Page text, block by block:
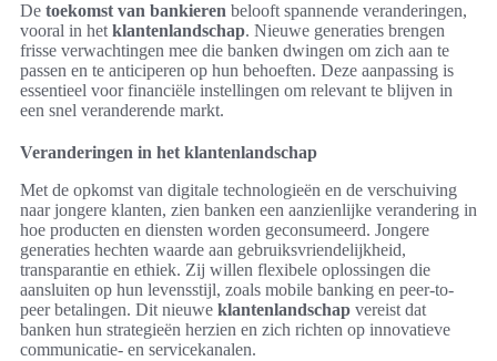
De toekomst van bankieren belooft spannende veranderingen,
vooral in het klantenlandschap. Nieuwe generaties brengen
frisse verwachtingen mee die banken dwingen om zich aan te
passen en te anticiperen op hun behoeften. Deze aanpassing is
essentieel voor financiële instellingen om relevant te blijven in
een snel veranderende markt.
Veranderingen in het klantenlandschap
Met de opkomst van digitale technologieën en de verschuiving
naar jongere klanten, zien banken een aanzienlijke verandering in
hoe producten en diensten worden geconsumeerd. Jongere
generaties hechten waarde aan gebruiksvriendelijkheid,
transparantie en ethiek. Zij willen flexibele oplossingen die
aansluiten op hun levensstijl, zoals mobile banking en peer-to-
peer betalingen. Dit nieuwe klantenlandschap vereist dat
banken hun strategieën herzien en zich richten op innovatieve
communicatie- en servicekanalen.